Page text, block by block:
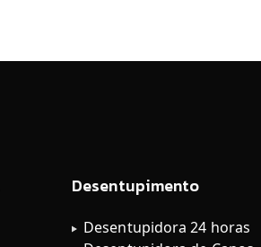
Desentupimento
Desentupidora 24 horas